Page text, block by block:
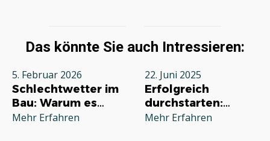
Das könnte Sie auch Intressieren:
5. Februar 2026
Schlechtwetter im
Bau: Warum es
jeden Betrieb
Mehr Erfahren
22. Juni 2025
Erfolgreich
durchstarten:
Deine
Mehr Erfahren